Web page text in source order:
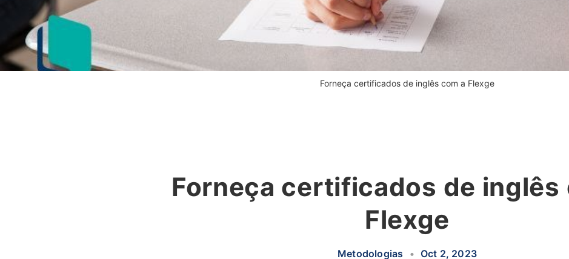
Forneça certificados de inglês com a Flexge
Forneça certificados de inglês
Flexge
Metodologias • Oct 2, 2023